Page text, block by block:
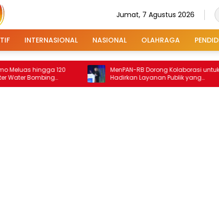
Jumat, 7 Agustus 2026
INTERNASIONAL NASIONAL OLAHRAGA
120
MenPAN-RB Dorong Kolaborasi untuk
Hadirkan Layanan Publik yang
Terintegrasi dan Inklusif